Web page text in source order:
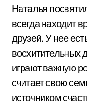
Наталья
всегда находит
друзей. У нее
восхитительных
играют важную
считает свою
источником